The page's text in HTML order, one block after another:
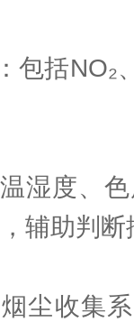
括NO₂
度、色
辅助判
收集系